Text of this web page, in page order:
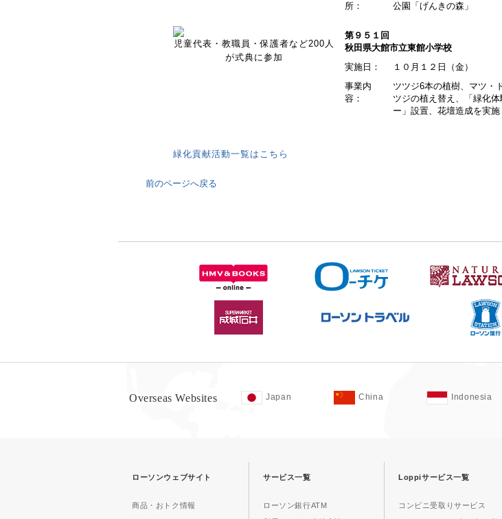
所：
公園「げんきの森」
児童代表・教職員・保護者など200人
が式典に参加
第９５１回
秋田県大館市立東館小学校
実施日：
１０月１２日（金）
事業内
容：
ツツジ6本の植樹、マツ・
ツジの植え替え、「緑化体
ー」設置、花壇造成を実施
緑化貢献活動一覧はこちら
前のページへ戻る
Overseas Websites Japan China Indonesia
ローソンウェブサイト
商品・おトク情報
サービス一覧
ローソン銀行ATM
Loppiサービス一覧
コンビニ受取りサービス